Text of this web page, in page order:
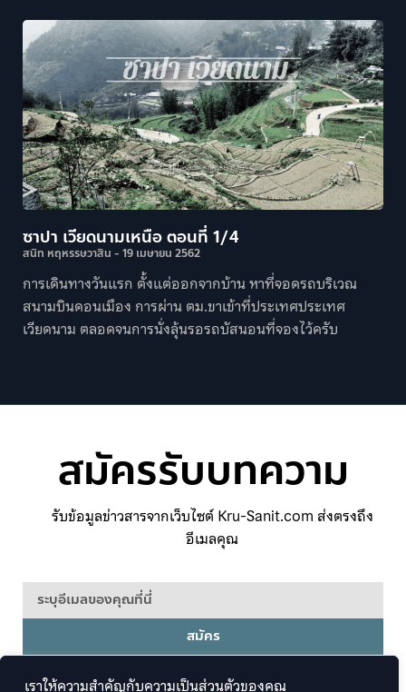
เราให้ความสำคัญกับความเป็นส่วนตัวของคุณ
ซาปา เวียดนามเหนือ ตอนที่ 1/4
สนิท หฤหรรษวาสิน 19 เมษายน 2562
การเดินทางวันแรก ตั้งแต่ออกจากบ้าน หาที่จอดรถบริเวณ
สนามบินดอนเมือง การผ่าน ตม.ขาเข้าที่ประเทศประเทศ
เวียดนาม ตลอดจนการนั่งลุ้นรอรถบัสนอนที่จองไว้ครับ
สมัครรับบทความ
รับข้อมูลข่าวสารจากเว็บไซต์ Kru-Sanit.com ส่งตรงถึง
อีเมลคุณ
สมัคร